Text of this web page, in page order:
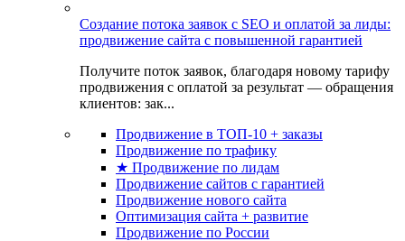
Создание потока заявок с SEO и оплатой за лиды:
продвижение сайта с повышенной гарантией
Получите поток заявок, благодаря новому тарифу
продвижения с оплатой за результат — обращения
клиентов: зак...
Продвижение в ТОП-10 + заказы
Продвижение по трафику
★ Продвижение по лидам
Продвижение сайтов с гарантией
Продвижение нового сайта
Оптимизация сайта + развитие
Продвижение по России